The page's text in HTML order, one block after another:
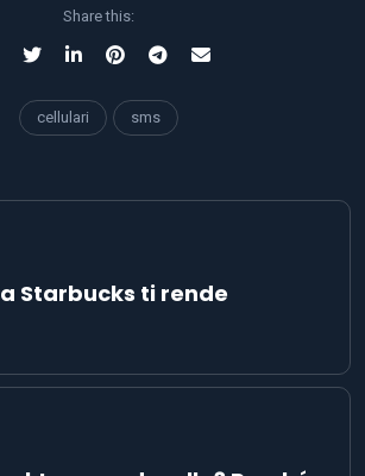
Share this:
cellulari sms
Starbucks ti rende